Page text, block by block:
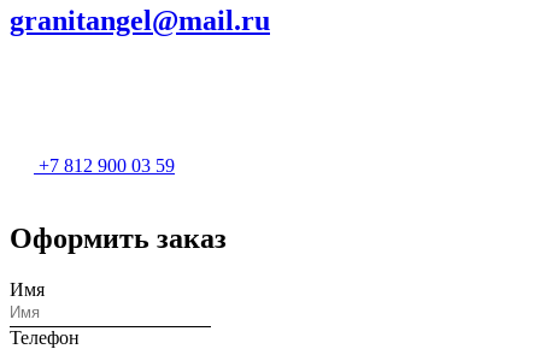
granitangel@mail.ru
+7 812 900 03 59
Оформить заказ
Имя
Телефон